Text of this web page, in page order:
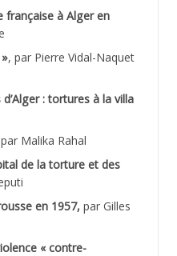
française à Alger en
, par Pierre Vidal-Naquet
: tortures à la villa
Malika Rahal
de la torture et des
en 1957, par Gilles
« contre-